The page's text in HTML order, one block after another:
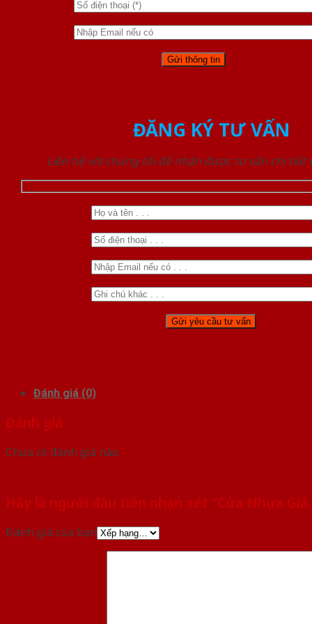
ĐĂNG KÝ TƯ VẤN
Liên hệ với chúng tôi để nhận được tư vấn chi tiết
Đánh giá (0)
Đánh giá
Chưa có đánh giá nào.
Hãy là người đầu tiên nhận xét “Cửa Nhựa Giả
Đánh giá của bạn